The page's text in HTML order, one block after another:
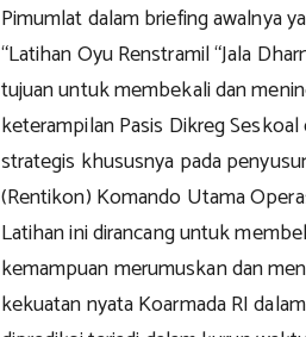
Pimumlat dalam briefing awalnya
“Latihan Oyu Renstramil “Jala
tujuan untuk membekali dan
keterampilan Pasis Dikreg
strategis khususnya pada
(Rentikon) Komando Utama
Latihan ini dirancang untuk
kemampuan merumuskan dan
kekuatan nyata Koarmada RI